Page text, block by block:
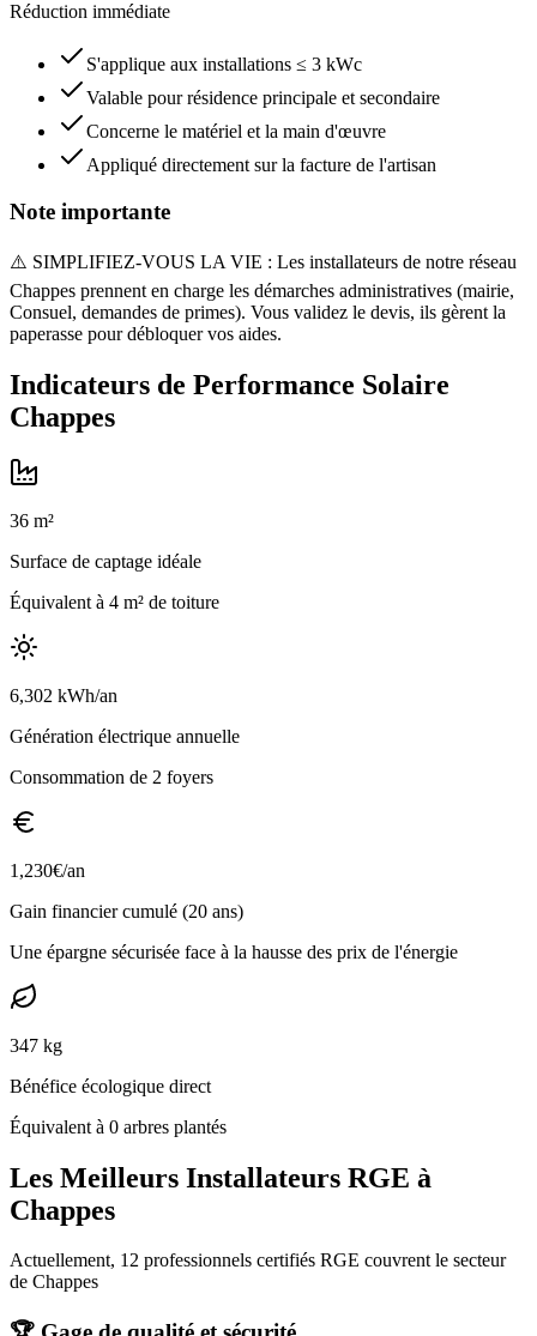
Réduction immédiate
S'applique aux installations ≤ 3 kWc
Valable pour résidence principale et secondaire
Concerne le matériel et la main d'œuvre
Appliqué directement sur la facture de l'artisan
Note importante
⚠️ SIMPLIFIEZ-VOUS LA VIE : Les installateurs de notre réseau
Chappes prennent en charge les démarches administratives (mairie,
Consuel, demandes de primes). Vous validez le devis, ils gèrent la
paperasse pour débloquer vos aides.
Indicateurs de Performance Solaire
Chappes
36 m²
Surface de captage idéale
Équivalent à 4 m² de toiture
6,302 kWh/an
Génération électrique annuelle
Consommation de 2 foyers
1,230€/an
Gain financier cumulé (20 ans)
Une épargne sécurisée face à la hausse des prix de l'énergie
347 kg
Bénéfice écologique direct
Équivalent à 0 arbres plantés
Les Meilleurs Installateurs RGE à
Chappes
Actuellement, 12 professionnels certifiés RGE couvrent le secteur
de Chappes